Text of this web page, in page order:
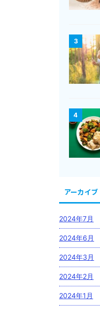
3
4
アーカイブ
2024年7月
2024年6月
2024年3月
2024年2月
2024年1月